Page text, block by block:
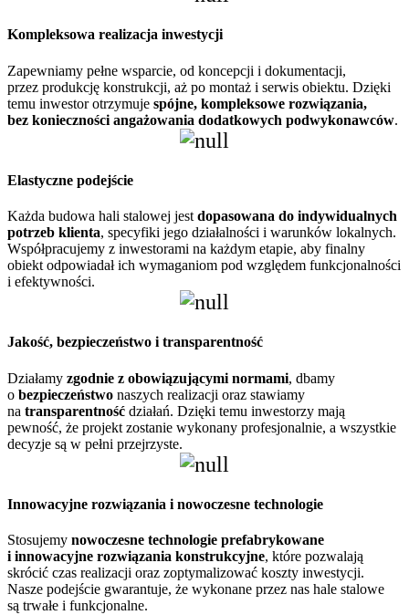
Kompleksowa realizacja inwestycji
Zapewniamy pełne wsparcie, od koncepcji i dokumentacji,
przez produkcję konstrukcji, aż po montaż i serwis obiektu. Dzięki
temu inwestor otrzymuje spójne, kompleksowe rozwiązania,
bez konieczności angażowania dodatkowych podwykonawców.
Elastyczne podejście
Każda budowa hali stalowej jest dopasowana do indywidualnych
potrzeb klienta, specyfiki jego działalności i warunków lokalnych.
Współpracujemy z inwestorami na każdym etapie, aby finalny
obiekt odpowiadał ich wymaganiom pod względem funkcjonalności
i efektywności.
Jakość, bezpieczeństwo i transparentność
Działamy zgodnie z obowiązującymi normami, dbamy
o bezpieczeństwo naszych realizacji oraz stawiamy
na transparentność działań. Dzięki temu inwestorzy mają
pewność, że projekt zostanie wykonany profesjonalnie, a wszystkie
decyzje są w pełni przejrzyste.
Innowacyjne rozwiązania i nowoczesne technologie
Stosujemy nowoczesne technologie prefabrykowane
i innowacyjne rozwiązania konstrukcyjne, które pozwalają
skrócić czas realizacji oraz zoptymalizować koszty inwestycji.
Nasze podejście gwarantuje, że wykonane przez nas hale stalowe
są trwałe i funkcjonalne.